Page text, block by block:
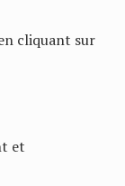
cliquant sur
et